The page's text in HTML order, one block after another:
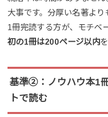
大事です。分厚い名著よ
1冊完読する方が、モチベ
初の1冊は200ページ以内
基準②：ノウハウ本1
トで読む